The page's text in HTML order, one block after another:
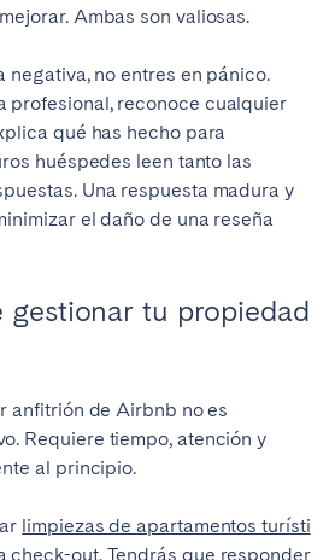
Ambas son valiosas.
negativa, no entres en pánico.
profesional, reconoce cualquier
qué has hecho para
huéspedes leen tanto las
Una respuesta madura y
el daño de una reseña
gestionar tu propiedad
anfitrión de Airbnb no es
Requiere tiempo, atención y
al principio.
limpiezas de apartamentos turísti
check-out. Tendrás que responder